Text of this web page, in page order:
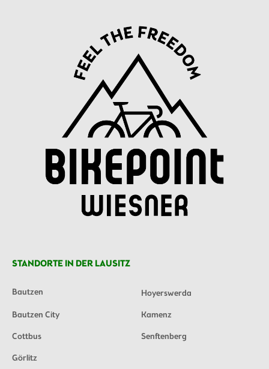
STANDORTE IN DER LAUSITZ
Bautzen
Hoyerswerda
Bautzen City
Kamenz
Cottbus
Senftenberg
Görlitz